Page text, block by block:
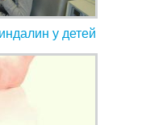
у детей